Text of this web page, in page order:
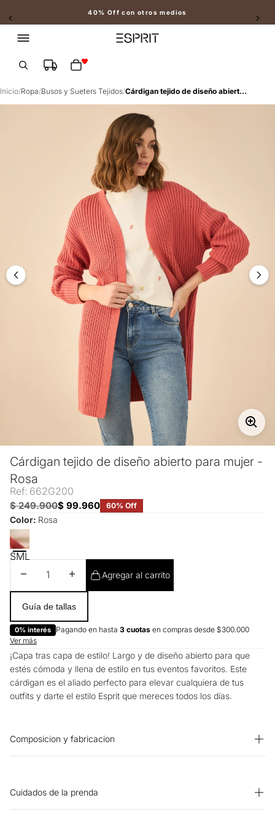
40% Off con otros medios
Slide 2 of 2
Inicio/Ropa/Busos y Sueters Tejidos/ Cárdigan tejido de diseño abierto para mujer - Rosa
Cárdigan tejido de diseño abierto para mujer -
Rosa
Ref: 662G200
$ 249.900$ 99.960 60% Off
Color: Rosa
SML
Disminuir cantidadAumentar cantidad
Agregar al carrito
Guía de tallas
0% interés Pagando en hasta 3 cuotas en compras desde $300.000
Ver más
¡Capa tras capa de estilo! Largo y de diseño abierto para que
estés cómoda y llena de estilo en tus eventos favoritos. Este
cárdigan es el aliado perfecto para elevar cualquiera de tus
outfits y darte el estilo Esprit que mereces todos los días.
Composicion y fabricacion
Cuidados de la prenda